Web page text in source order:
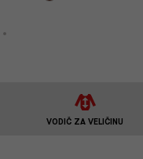
VODIČ ZA VELIČINU